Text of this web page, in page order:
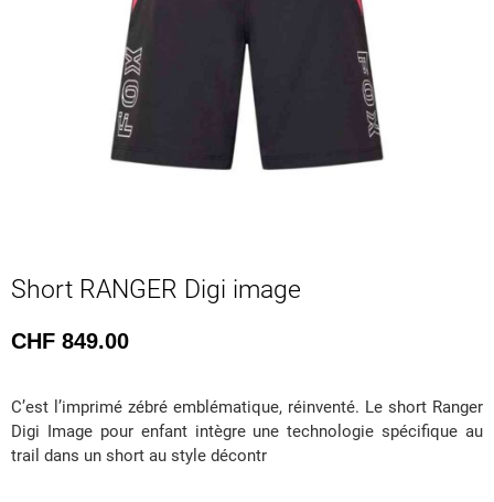
Short RANGER Digi image
CHF 849.00
C’est l’imprimé zébré emblématique, réinventé. Le short Ranger
Digi Image pour enfant intègre une technologie spécifique au
trail dans un short au style décontr